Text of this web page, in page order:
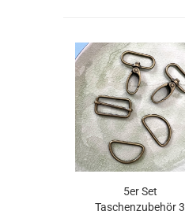
5er Set
Taschenzubehör 3